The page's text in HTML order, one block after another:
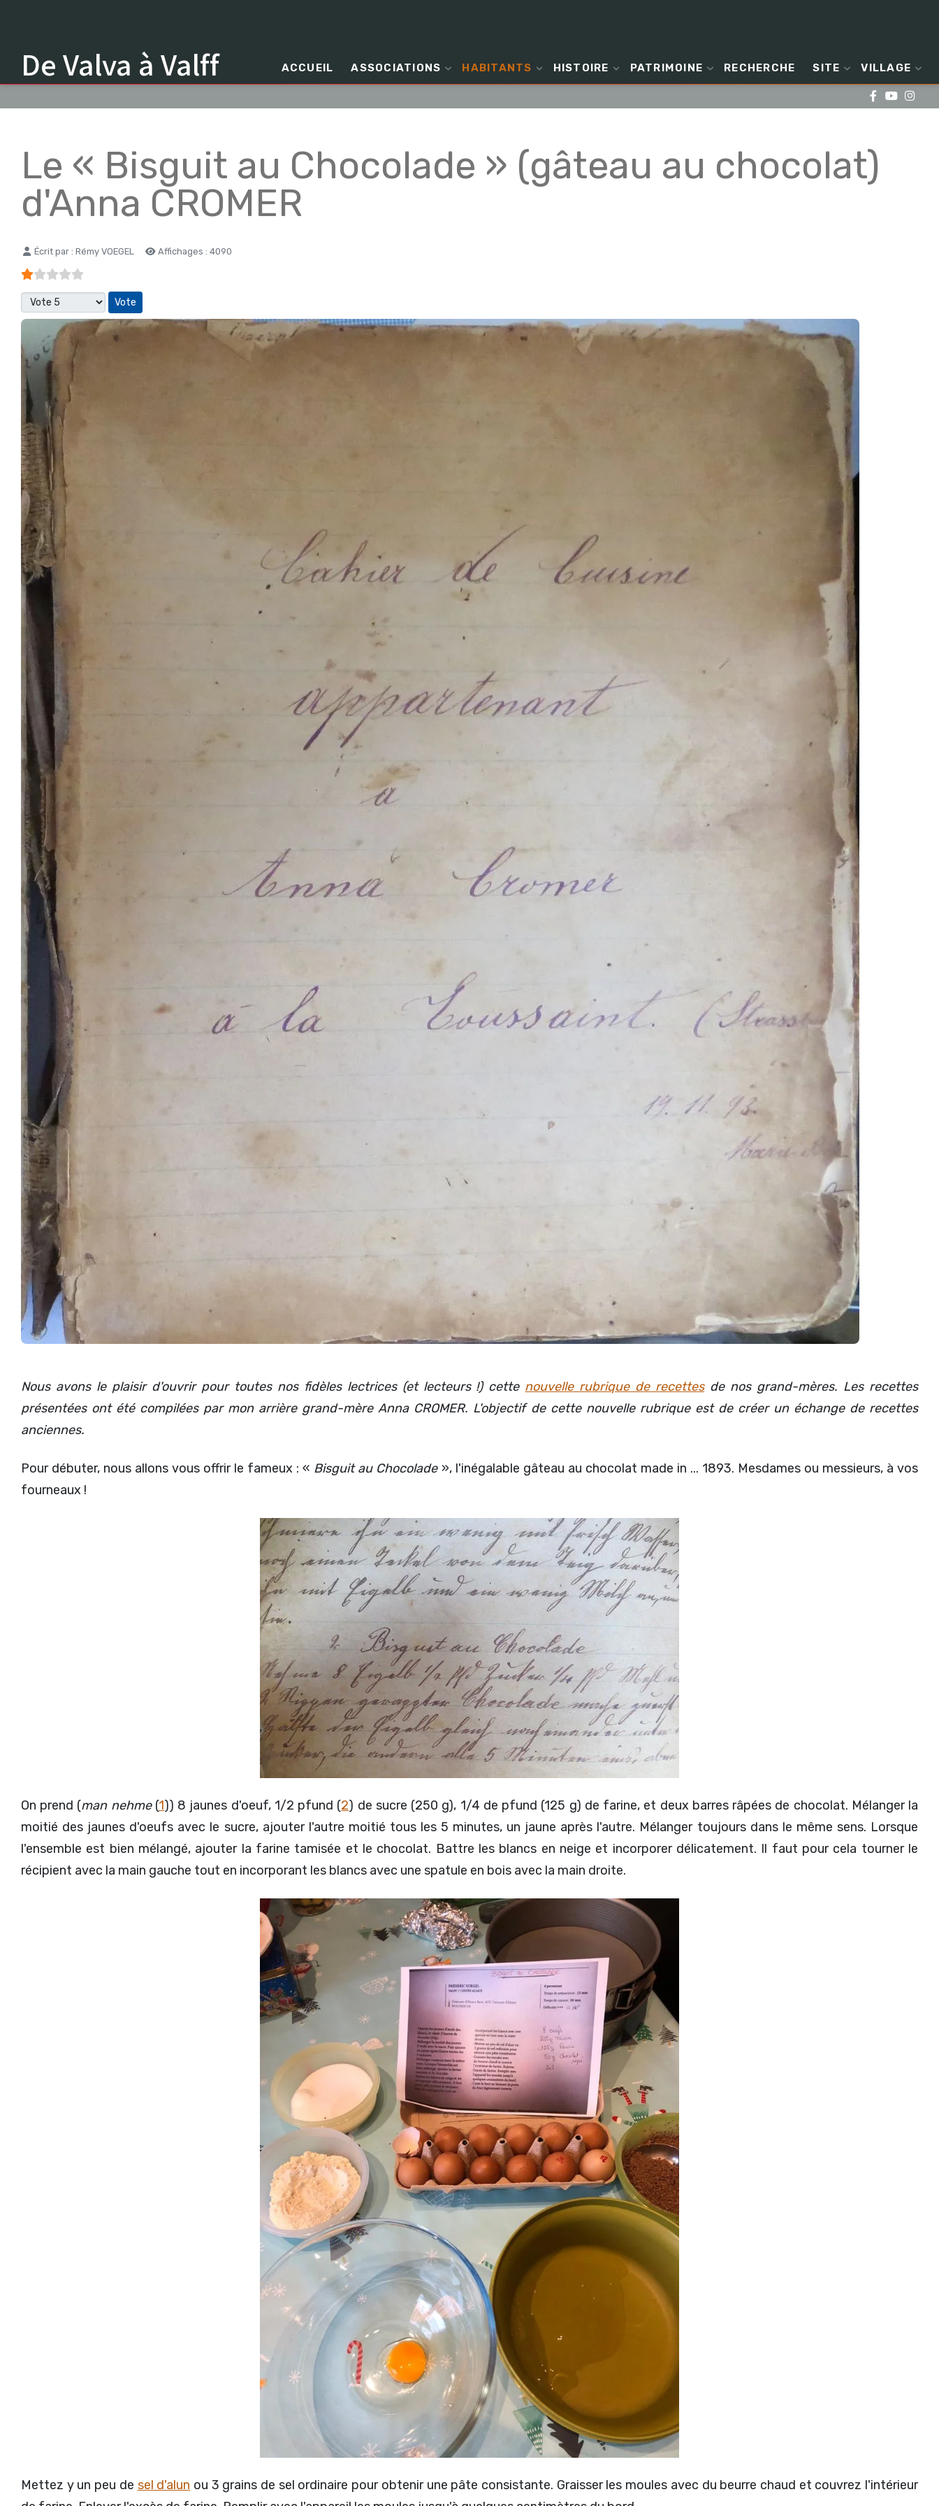
De Valva à Valff ACCUEIL ASSOCIATIONS HABITANTS HISTOIRE PATRIMOINE RECHERCHE SITE VILLAGE
Le « Bisguit au Chocolade » (gâteau au chocolat)
d'Anna CROMER
Détails
Écrit par : Rémy VOEGEL Affichages : 4090
Vote utilisateur:
Veuillez voter
Nous avons le plaisir d'ouvrir pour toutes nos fidèles lectrices (et lecteurs !) cette nouvelle rubrique de recettesde nos grand-mères. Les recettes
présentées ont été compilées par mon arrière grand-mère Anna CROMER. L'objectif de cette nouvelle rubrique est de créer un échange de recettes
anciennes.
Pour débuter, nous allons vous offrir le fameux : « Bisguit au Chocolade», l'inégalable gâteau au chocolat made in ... 1893. Mesdames ou messieurs, à vos
fourneaux !
On prend (man nehme(1)) 8 jaunes d'oeuf, 1/2 pfund (2) de sucre (250 g), 1/4 de pfund (125 g) de farine, et deux barres râpées de chocolat. Mélanger la
moitié des jaunes d'oeufs avec le sucre, ajouter l'autre moitié tous les 5 minutes, un jaune après l'autre. Mélanger toujours dans le même sens. Lorsque
l'ensemble est bien mélangé, ajouter la farine tamisée et le chocolat. Battre les blancs en neige et incorporer délicatement. Il faut pour cela tourner le
récipient avec la main gauche tout en incorporant les blancs avec une spatule en bois avec la main droite.
Mettez y un peu de sel d'alun ou 3 grains de sel ordinaire pour obtenir une pâte consistante. Graisser les moules avec du beurre chaud et couvrez l'intérieur